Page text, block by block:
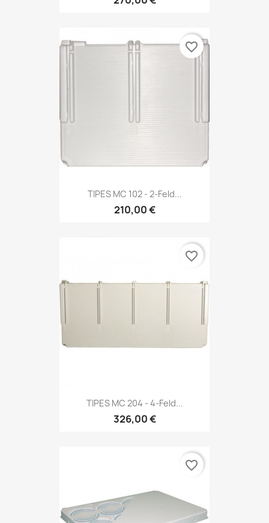
TIPES MC 102 - 2-Feld...
210,00 €
favorite_border
TIPES MC 204 - 4-Feld...
326,00 €
favorite_border
favorite_border